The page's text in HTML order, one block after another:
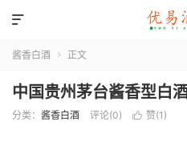

酱香白酒  正文
中国贵州茅台酱香型白
分类： 酱香白酒 评论(0)  赞(1 )